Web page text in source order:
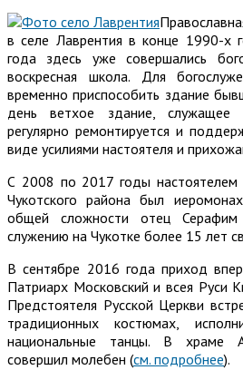
в селе Лаврентия в конце 1990-х
года здесь уже совершались
воскресная школа. Для
временно приспособить здание
день ветхое здание, служащее
регулярно ремонтируется и
виде усилиями настоятеля и
С 2008 по 2017 годы настоятелем
Чукотского района был
общей сложности отец Серафим
служению на Чукотке более 15 лет
В сентябре 2016 года приход
Патриарх Московский и всея Руси
Предстоятеля Русской Церкви
традиционных костюмах,
национальные танцы. В храме
совершил молебен (см. подробнее).